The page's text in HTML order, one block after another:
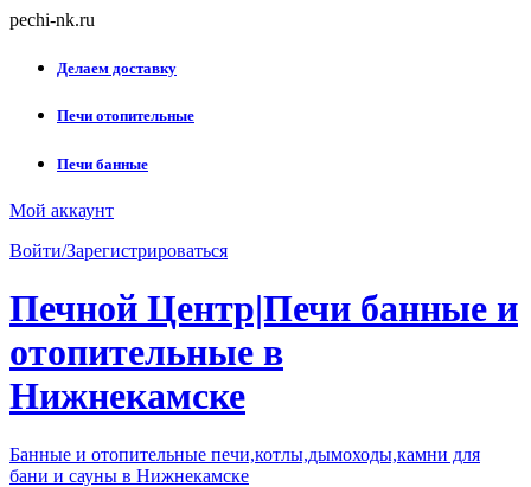
Skip
content
pechi-nk.ru
Делаем доставку
Печи отопительные
Печи банные
Мой аккаунт
Войти/Зарегистрироваться
Печной Центр|Печи банные и
отопительные в
Нижнекамске
Банные и отопительные печи,котлы,дымоходы,камни для
бани и сауны в Нижнекамске